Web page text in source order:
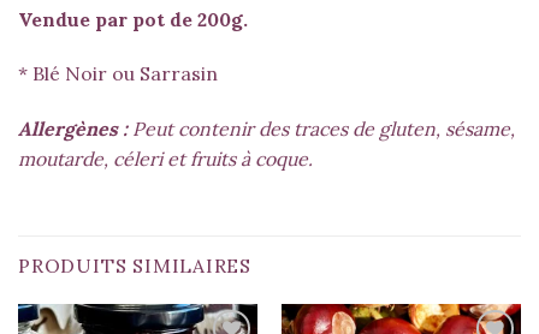
Vendue par pot de 200g.
* Blé Noir ou Sarrasin
Allergènes :Peut contenir des traces de gluten, sésame,
moutarde, céleri et fruits à coque.
PRODUITS SIMILAIRES